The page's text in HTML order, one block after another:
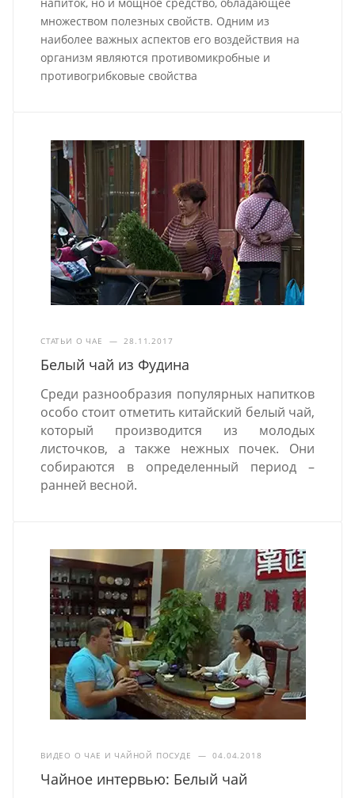
напиток, но и мощное средство, обладающее
множеством полезных свойств. Одним из
наиболее важных аспектов его воздействия на
организм являются противомикробные и
противогрибковые свойства
СТАТЬИ О ЧАЕ — 28.11.2017
Белый чай из Фудина
Среди разнообразия популярных напитков
особо стоит отметить китайский белый чай,
который производится из молодых
листочков, а также нежных почек. Они
собираются в определенный период –
ранней весной.
ВИДЕО О ЧАЕ И ЧАЙНОЙ ПОСУДЕ — 04.04.2018
Чайное интервью: Белый чай